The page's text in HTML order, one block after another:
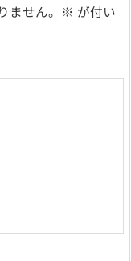
せん。 ※ が付い